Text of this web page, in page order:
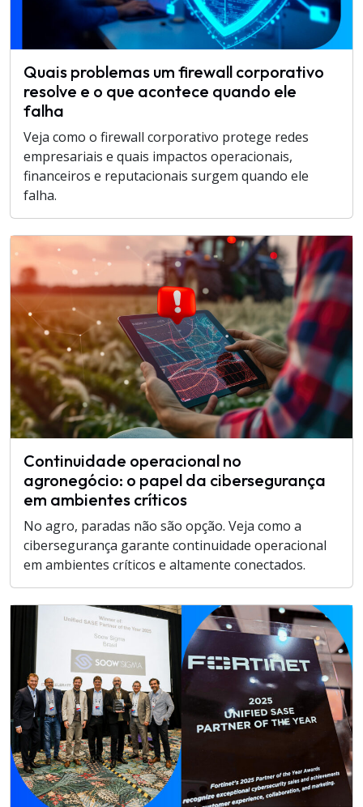
Quais problemas um firewall corporativo
resolve e o que acontece quando ele
falha
Veja como o firewall corporativo protege redes
empresariais e quais impactos operacionais,
financeiros e reputacionais surgem quando ele
falha.
Continuidade operacional no
agronegócio: o papel da cibersegurança
em ambientes críticos
No agro, paradas não são opção. Veja como a
cibersegurança garante continuidade operacional
em ambientes críticos e altamente conectados.